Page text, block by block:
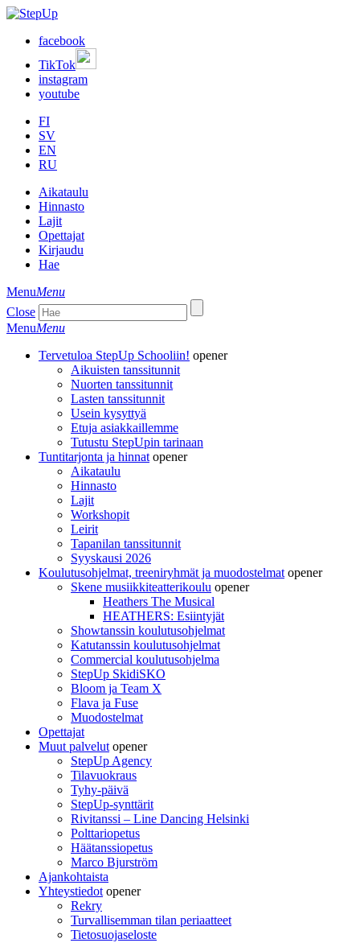
facebook
TikTok
instagram
youtube
FI
SV
EN
RU
Aikataulu
Hinnasto
Lajit
Opettajat
Kirjaudu
Hae
MenuMenu
Close
MenuMenu
Tervetuloa StepUp Schooliin! opener
Aikuisten tanssitunnit
Nuorten tanssitunnit
Lasten tanssitunnit
Usein kysyttyä
Etuja asiakkaillemme
Tutustu StepUpin tarinaan
Tuntitarjonta ja hinnat opener
Aikataulu
Hinnasto
Lajit
Workshopit
Leirit
Tapanilan tanssitunnit
Syyskausi 2026
Koulutusohjelmat, treeniryhmät ja muodostelmat opener
Skene musiikkiteatterikoulu opener
Heathers The Musical
HEATHERS: Esiintyjät
Showtanssin koulutusohjelmat
Katutanssin koulutusohjelmat
Commercial koulutusohjelma
StepUp SkidiSKO
Bloom ja Team X
Flava ja Fuse
Muodostelmat
Opettajat
Muut palvelut opener
StepUp Agency
Tilavuokraus
Tyhy-päivä
StepUp-synttärit
Rivitanssi – Line Dancing Helsinki
Polttariopetus
Häätanssiopetus
Marco Bjurström
Ajankohtaista
Yhteystiedot opener
Rekry
Turvallisemman tilan periaatteet
Tietosuojaseloste